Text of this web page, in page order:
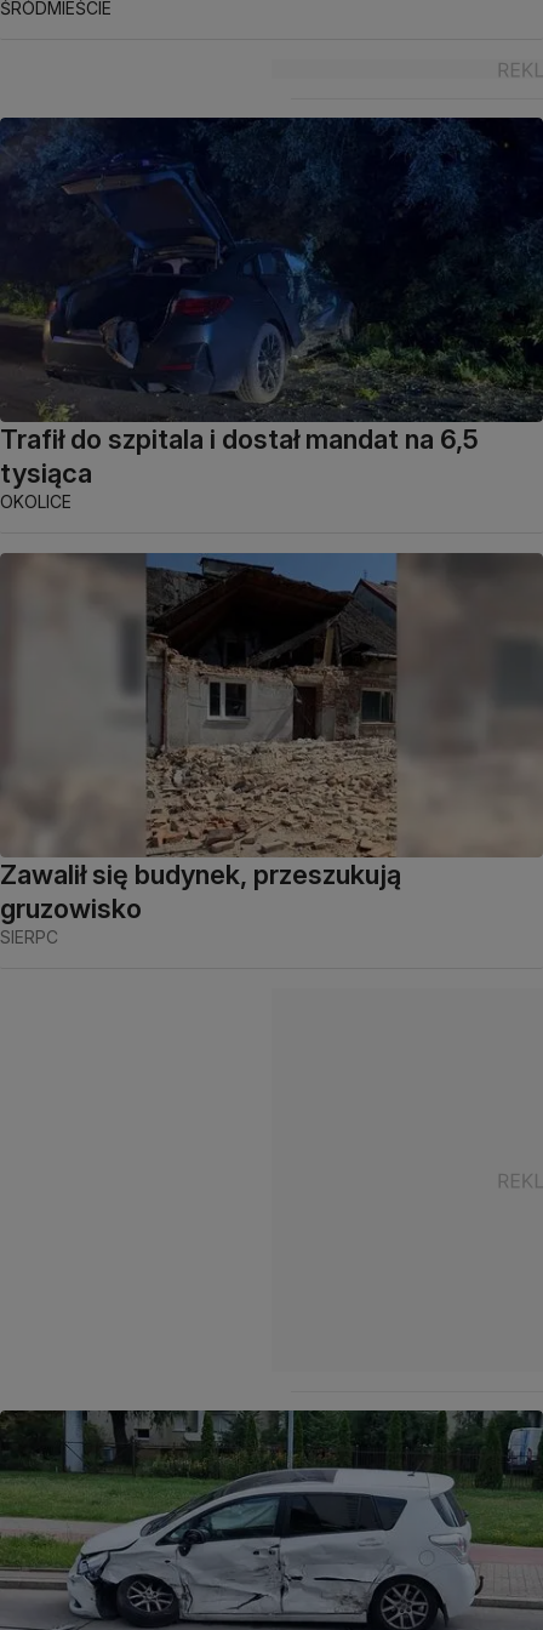
ŚRÓDMIEŚCIE
Trafił do szpitala i dostał mandat na 6,5
tysiąca
OKOLICE
Zawalił się budynek, przeszukują
gruzowisko
SIERPC